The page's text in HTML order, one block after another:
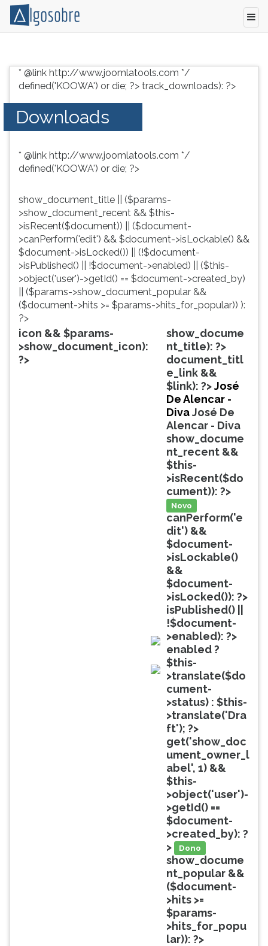
grátis
vestibular,
enem
concursos.
resumos
livros,
biografias,
profissões,
simulados
comentados.
Acessibilidade
leitor
TAB
depois
F
para
ouvir
conteúdo
principal
pular
essa
leitura
pressione
depois
pausar
* @link http://www.joomlatools.com */
defined('KOOWA') or die; ?> track_downloads): ?>
Downloads
* @link http://www.joomlatools.com */
defined('KOOWA') or die; ?>
show_document_title || ($params-
>show_document_recent && $this-
>isRecent($document)) || ($document-
>canPerform('edit') && $document->isLockable() &&
$document->isLocked()) || (!$document-
>isPublished() || !$document->enabled) || ($this-
>object('user')->getId() == $document->created_by)
|| ($params->show_document_popular &&
($document->hits >= $params->hits_for_popular)) ):
?>
icon && $params-
>show_document_icon):
?>
doc
doc
show_docume
nt_title): ?>
document_titl
e_link &&
$link): ?>José
De Alencar -
DivaJosé De
Alencar - Diva
show_docume
nt_recent &&
$this-
>isRecent($do
cument)): ?>
Novo
canPerform('e
dit') &&
$document-
>isLockable()
&&
$document-
>isLocked()): ?>
isPublished() ||
!$document-
>enabled): ?>
enabled ?
$this-
>translate($do
cument-
>status) : $this-
>translate('Dra
ft'); ?>
get('show_doc
ument_owner_l
abel', 1) &&
$this-
>object('user')-
>getId() ==
$document-
>created_by): ?
>
Dono
show_docume
nt_popular &&
($document-
>hits >=
$params-
>hits_for_popu
lar)): ?>